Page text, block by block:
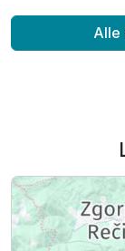
Alle